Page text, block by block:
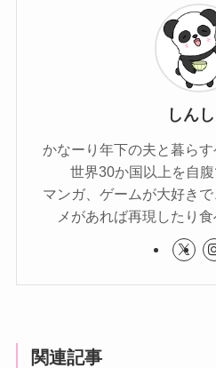
しん
かなーり年下の夫と暮ら
世界30か国以上を自
マンガ、ゲームが大好き
メがあれば再現したり
関連記事